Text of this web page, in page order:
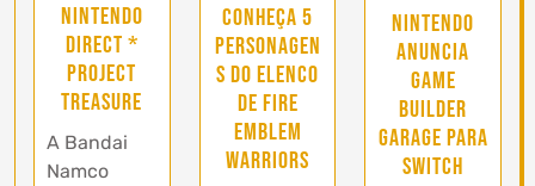
Nintendo
Direct *
Project
Treasure
A Bandai
Namco
Conheça 5
personagen
s do elenco
de Fire
Emblem
Warriors
Nintendo
anuncia
Game
Builder
Garage para
Switch